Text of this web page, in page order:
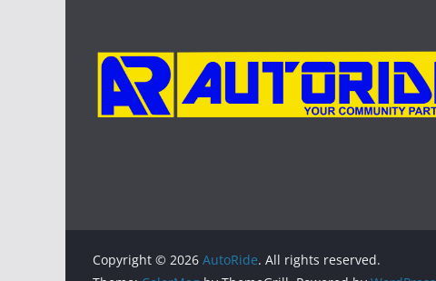
Copyright © 2026 AutoRide. All rights reserved.